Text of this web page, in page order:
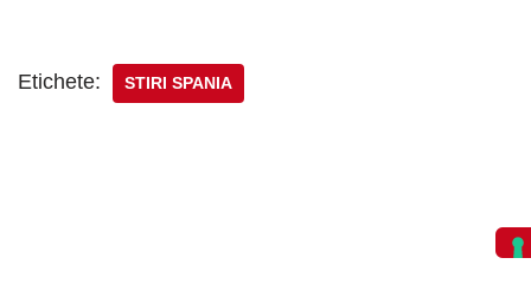
Etichete: STIRI SPANIA